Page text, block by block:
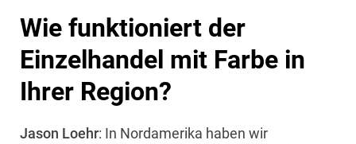
Wie funktioniert der
Einzelhandel mit Farbe in
Ihrer Region?
Jason Loehr: In Nordamerika haben wir